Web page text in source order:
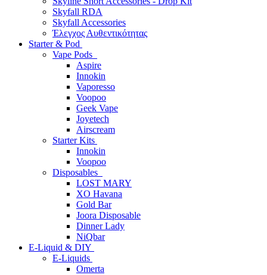
Skyfall RDA
Skyfall Accessories
Έλεγχος Αυθεντικότητας
Starter & Pod
Vape Pods
Aspire
Innokin
Vaporesso
Voopoo
Geek Vape
Joyetech
Airscream
Starter Kits
Innokin
Voopoo
Disposables
LOST MARY
XO Havana
Gold Bar
Joora Disposable
Dinner Lady
NiQbar
E-Liquid & DIY
E-Liquids
Omerta